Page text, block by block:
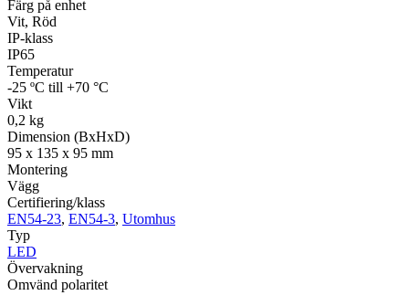
Färg på enhet
Vit, Röd
IP-klass
IP65
Temperatur
-25 ºC till +70 °C
Vikt
0,2 kg
Dimension (BxHxD)
95 x 135 x 95 mm
Montering
Vägg
Certifiering/klass
EN54-23, EN54-3, Utomhus
Typ
LED
Övervakning
Omvänd polaritet